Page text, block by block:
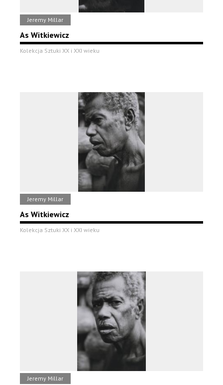
Jeremy Millar
As Witkiewicz
Kolekcja Sztuki XX i XXI wieku
Jeremy Millar
As Witkiewicz
Kolekcja Sztuki XX i XXI wieku
Jeremy Millar